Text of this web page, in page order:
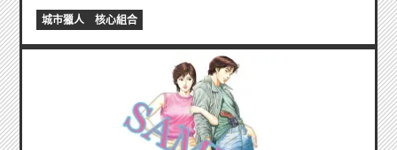
城市獵人 核心組合